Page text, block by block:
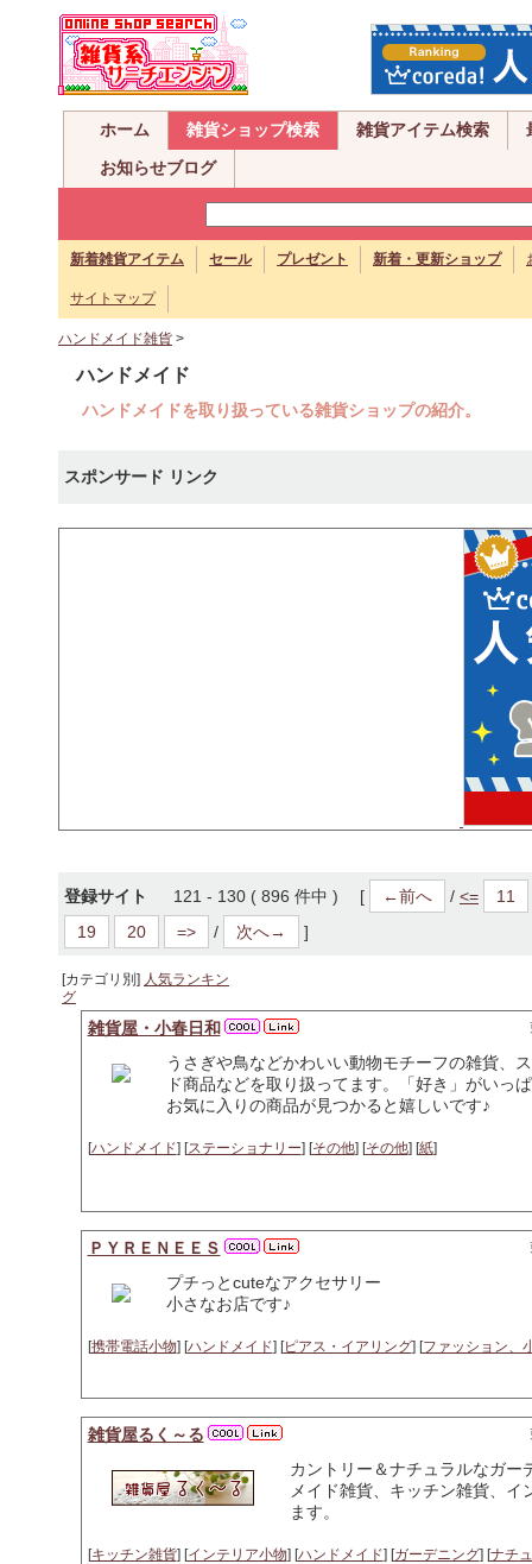
ホーム 雑貨ショップ検索 雑貨アイテム検索
お知らせブログ
新着雑貨アイテム セール プレゼント 新着・更新ショップ
サイトマップ
ハンドメイド雑貨 >
ハンドメイド
ハンドメイドを取り扱っている雑貨ショップの紹介。
スポンサード リンク
登録サイト 121 - 130 ( 896 件中 ) [ ←前へ / <=
11
19
20 => / 次へ→ ]
[カテゴリ別] 人気ランキン
グ
雑貨屋・小春日和
うさぎや鳥などかわいい動物モチーフの雑貨、
ド商品などを取り扱ってます。「好き」がいっ
お気に入りの商品が見つかると嬉しいです♪
[ハンドメイド] [ステーショナリー] [その他] [その他] [紙]
ＰＹＲＥＮＥＥＳ
プチっとcuteなアクセサリー
小さなお店です♪
[携帯電話小物] [ハンドメイド] [ピアス・イアリング] [ファッション、
雑貨屋るく～る
カントリー＆ナチュラルなガー
メイド雑貨、キッチン雑貨、
ます。
[キッチン雑貨] [インテリア小物] [ハンドメイド] [ガーデニング] [ナチ